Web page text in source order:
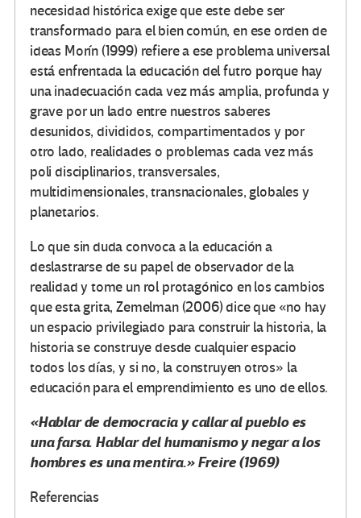
necesidad histórica exige que este debe ser
transformado para el bien común, en ese orden de
ideas Morín (1999) refiere a ese problema universal
está enfrentada la educación del futro porque hay
una inadecuación cada vez más amplia, profunda y
grave por un lado entre nuestros saberes
desunidos, divididos, compartimentados y por
otro lado, realidades o problemas cada vez más
poli disciplinarios, transversales,
multidimensionales, transnacionales, globales y
planetarios.
Lo que sin duda convoca a la educación a
deslastrarse de su papel de observador de la
realidad y tome un rol protagónico en los cambios
que esta grita, Zemelman (2006) dice que «no hay
un espacio privilegiado para construir la historia, la
historia se construye desde cualquier espacio
todos los días, y si no, la construyen otros» la
educación para el emprendimiento es uno de ellos.
«Hablar de democracia y callar al pueblo es
una farsa. Hablar del humanismo y negar a los
hombres es una mentira.»Freire (1969)
Referencias